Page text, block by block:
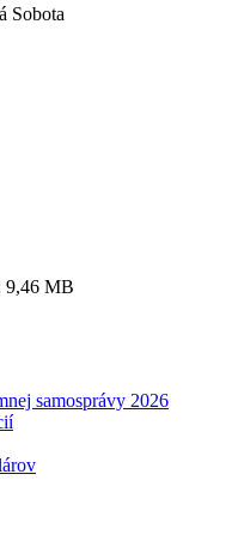
Sobota
9,46 MB
samosprávy 2026